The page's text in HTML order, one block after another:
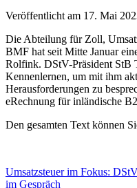
Veröffentlicht am 17. Mai
Die Abteilung für Zoll,
BMF hat seit Mitte Januar
Rolfink. DStV-Präsident StB
Kennenlernen, um mit ihm
Herausforderungen zu
eRechnung für inländische
Den gesamten Text können
Umsatzsteuer im Fokus:
im Gespräch